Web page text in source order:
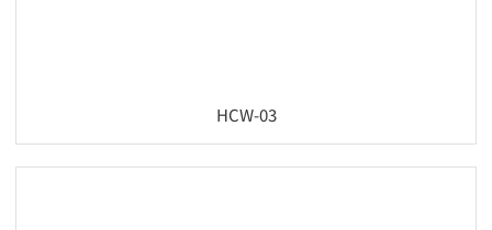
HCW-03